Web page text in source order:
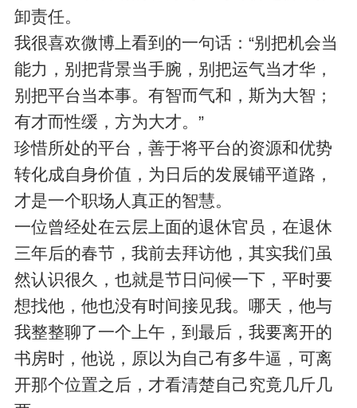
卸责任。
我很喜欢微博上看到的一句话：“别把机会当
能力，别把背景当手腕，别把运气当才华，
别把平台当本事。有智而气和，斯为大智；
有才而性缓，方为大才。”
珍惜所处的平台，善于将平台的资源和优势
转化成自身价值，为日后的发展铺平道路，
才是一个职场人真正的智慧。
一位曾经处在云层上面的退休官员，在退休
三年后的春节，我前去拜访他，其实我们虽
然认识很久，也就是节日问候一下，平时要
想找他，他也没有时间接见我。哪天，他与
我整整聊了一个上午，到最后，我要离开的
书房时，他说，原以为自己有多牛逼，可离
开那个位置之后，才看清楚自己究竟几斤几